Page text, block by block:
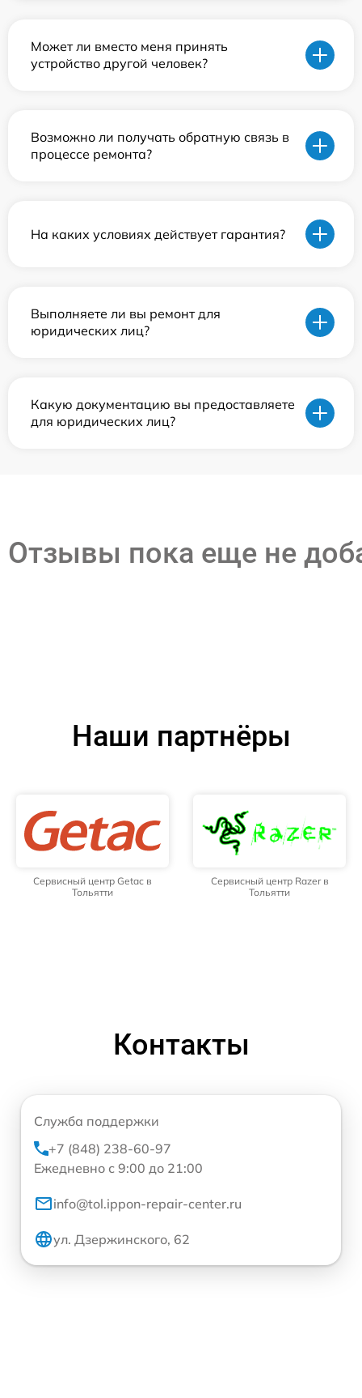
Может ли вместо меня принять
устройство другой человек?
Возможно ли получать обратную связь в
процессе ремонта?
На каких условиях действует гарантия?
Выполняете ли вы ремонт для
юридических лиц?
Какую документацию вы предоставляете
для юридических лиц?
Отзывы пока еще не
Наши партнёры
Сервисный центр Getac в
Тольятти
Сервисный центр Razer в
Тольятти
Контакты
Служба поддержки
+7 (848) 238-60-97
Ежедневно с 9:00 до 21:00
info@tol.ippon-repair-center.ru
ул. Дзержинского, 62